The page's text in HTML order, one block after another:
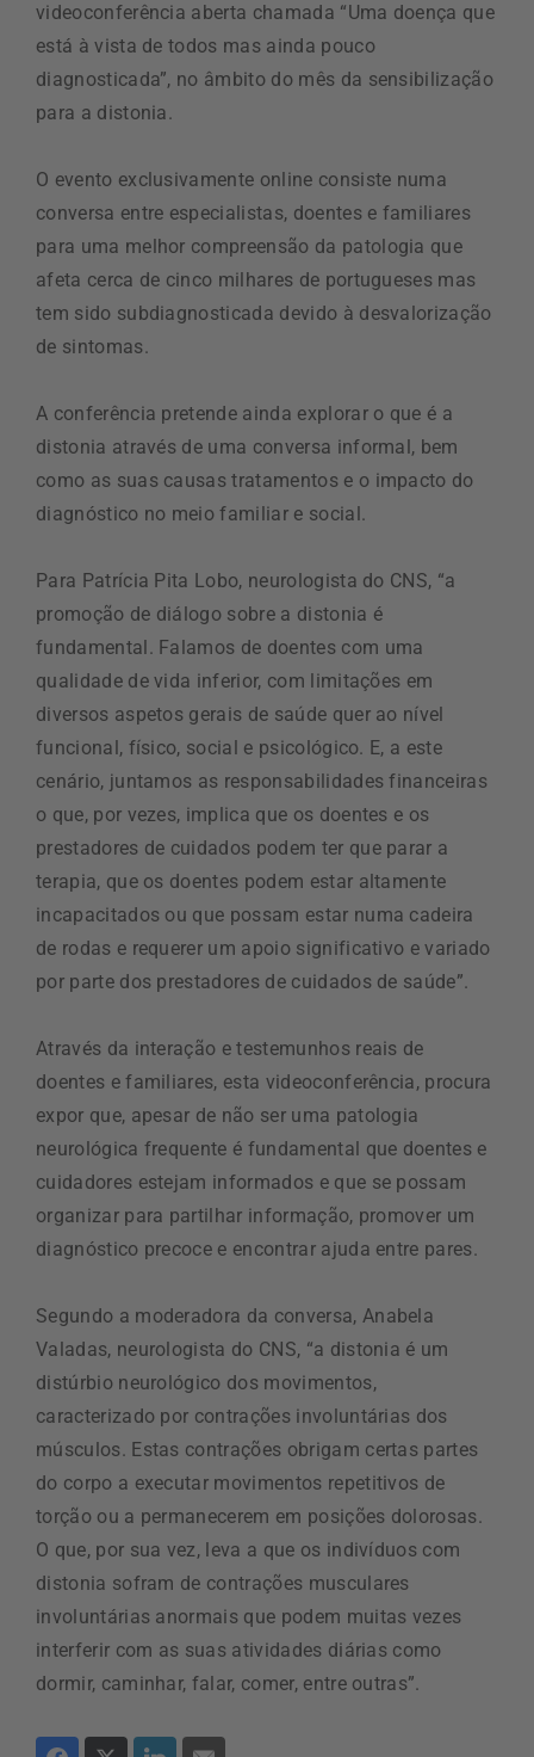
videoconferência aberta chamada “Uma doença que
está à vista de todos mas ainda pouco
diagnosticada”, no âmbito do mês da sensibilização
para a distonia.
O evento exclusivamente online consiste numa
conversa entre especialistas, doentes e familiares
para uma melhor compreensão da patologia que
afeta cerca de cinco milhares de portugueses mas
tem sido subdiagnosticada devido à desvalorização
de sintomas.
A conferência pretende ainda explorar o que é a
distonia através de uma conversa informal, bem
como as suas causas tratamentos e o impacto do
diagnóstico no meio familiar e social.
Para Patrícia Pita Lobo, neurologista do CNS, “a
promoção de diálogo sobre a distonia é
fundamental. Falamos de doentes com uma
qualidade de vida inferior, com limitações em
diversos aspetos gerais de saúde quer ao nível
funcional, físico, social e psicológico. E, a este
cenário, juntamos as responsabilidades financeiras
o que, por vezes, implica que os doentes e os
prestadores de cuidados podem ter que parar a
terapia, que os doentes podem estar altamente
incapacitados ou que possam estar numa cadeira
de rodas e requerer um apoio significativo e variado
por parte dos prestadores de cuidados de saúde”.
Através da interação e testemunhos reais de
doentes e familiares, esta videoconferência, procura
expor que, apesar de não ser uma patologia
neurológica frequente é fundamental que doentes e
cuidadores estejam informados e que se possam
organizar para partilhar informação, promover um
diagnóstico precoce e encontrar ajuda entre pares.
Segundo a moderadora da conversa, Anabela
Valadas, neurologista do CNS, “a distonia é um
distúrbio neurológico dos movimentos,
caracterizado por contrações involuntárias dos
músculos. Estas contrações obrigam certas partes
do corpo a executar movimentos repetitivos de
torção ou a permanecerem em posições dolorosas.
O que, por sua vez, leva a que os indivíduos com
distonia sofram de contrações musculares
involuntárias anormais que podem muitas vezes
interferir com as suas atividades diárias como
dormir, caminhar, falar, comer, entre outras”.